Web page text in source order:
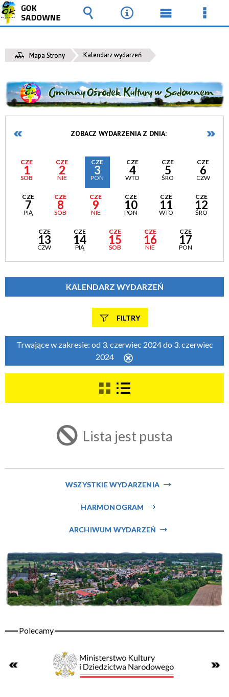
Mapa Strony Kalendarz wydarzeń
ZOBACZ WYDARZENIA Z DNIA:
CZE
1
SOB
CZE
2
NIE
CZE
3
PON
CZE
4
WTO
CZE
5
ŚRO
CZE
6
CZW
CZE
7
PIĄ
CZE
8
SOB
CZE
9
NIE
CZE
10
PON
CZE
11
WTO
CZE
12
ŚRO
CZE
13
CZW
CZE
14
PIĄ
CZE
15
SOB
CZE
16
NIE
CZE
17
PON
KALENDARZ WYDARZEŃ
FILTRY
Szukana fraza
Trwające w zakresie
—
Miejsce
Trwające w zakresie: od 3. czerwiec 2024 do 3. czerwiec
2024
ten
filtr
Lista jest pusta
WSZYSTKIE WYDARZENIA
HARMONOGRAM
ARCHIWUM WYDARZEŃ
Wyszukiwarka
Narzędzia
Menu